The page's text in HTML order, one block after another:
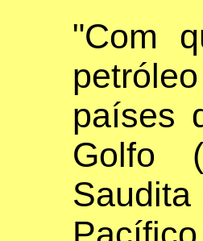
"Com
países
Golfo